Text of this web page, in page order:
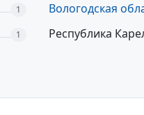
1 Вологодская
1 Республика